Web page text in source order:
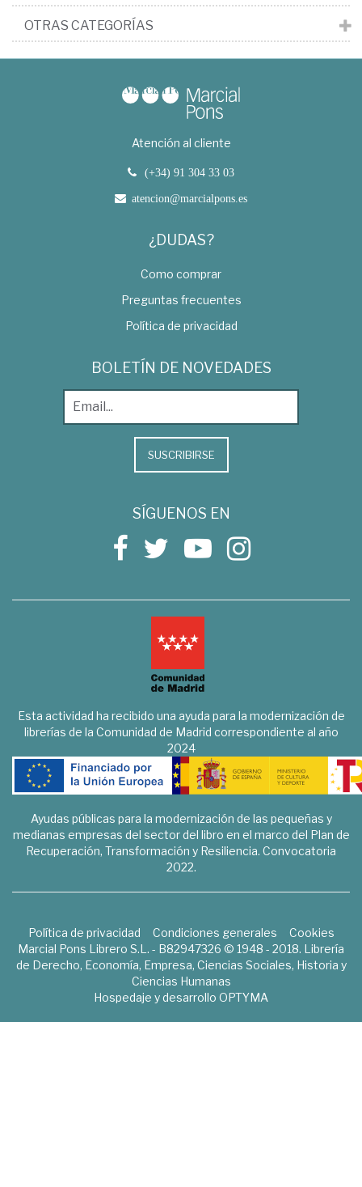
OTRAS CATEGORÍAS
Atención al cliente
(+34) 91 304 33 03
atencion@marcialpons.es
¿DUDAS?
Como comprar
Preguntas frecuentes
Política de privacidad
BOLETÍN DE NOVEDADES
SUSCRIBIRSE
SÍGUENOS EN
Esta actividad ha recibido una ayuda para la modernización de
librerías de la Comunidad de Madrid correspondiente al año
2024
Ayudas públicas para la modernización de las pequeñas y
medianas empresas del sector del libro en el marco del Plan de
Recuperación, Transformación y Resiliencia. Convocatoria
2022.
Política de privacidad Condiciones generales
Cookies
Marcial Pons Librero S.L. - B82947326 © 1948 - 2018. Librería
de Derecho, Economía, Empresa, Ciencias Sociales, Historia y
Ciencias Humanas
Hospedaje y desarrollo OPTYMA